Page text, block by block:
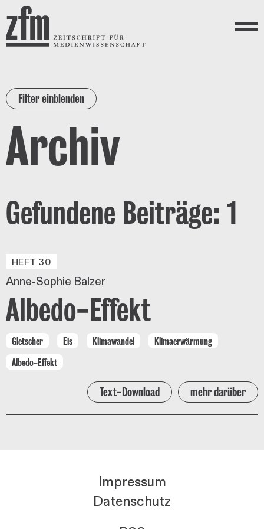
Direkt zum Inhalt
ZEITSCHRIFT FÜR
MEDIENWISSENSCHAFT
Menü
Filter einblenden
Archiv
Gefundene Beiträge: 1
HEFT 30
Anne-Sophie Balzer
Albedo-Effekt
Gletscher Eis Klimawandel
Klimaerwärmung
Albedo-Effekt
Text-Download mehr darüber
Impressum
Datenschutz